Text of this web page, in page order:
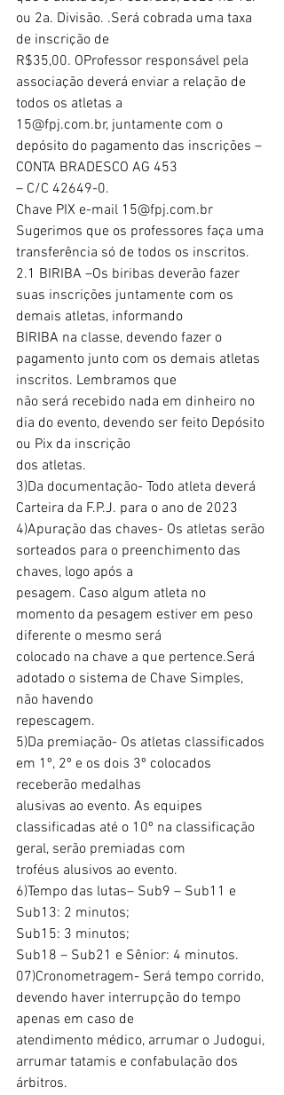
ou 2a. Divisão. .Será cobrada uma taxa
de inscrição de
R$35,00. OProfessor responsável pela
associação deverá enviar a relação de
todos os atletas a
15@fpj.com.br, juntamente com o
depósito do pagamento das inscrições –
CONTA BRADESCO AG 453
– C/C 42649-0.
Chave PIX e-mail 15@fpj.com.br
Sugerimos que os professores faça uma
transferência só de todos os inscritos.
2.1 BIRIBA –Os biribas deverão fazer
suas inscrições juntamente com os
demais atletas, informando
BIRIBA na classe, devendo fazer o
pagamento junto com os demais atletas
inscritos. Lembramos que
não será recebido nada em dinheiro no
dia do evento, devendo ser feito Depósito
ou Pix da inscrição
dos atletas.
3)Da documentação- Todo atleta deverá
Carteira da F.P.J. para o ano de 2023
4)Apuração das chaves- Os atletas serão
sorteados para o preenchimento das
chaves, logo após a
pesagem. Caso algum atleta no
momento da pesagem estiver em peso
diferente o mesmo será
colocado na chave a que pertence.Será
adotado o sistema de Chave Simples,
não havendo
repescagem.
5)Da premiação- Os atletas classificados
em 1º, 2º e os dois 3º colocados
receberão medalhas
alusivas ao evento. As equipes
classificadas até o 10º na classificação
geral, serão premiadas com
troféus alusivos ao evento.
6)Tempo das lutas– Sub9 – Sub11 e
Sub13: 2 minutos;
Sub15: 3 minutos;
Sub18 – Sub21 e Sênior: 4 minutos.
07)Cronometragem- Será tempo corrido,
devendo haver interrupção do tempo
apenas em caso de
atendimento médico, arrumar o Judogui,
arrumar tatamis e confabulação dos
árbitros.